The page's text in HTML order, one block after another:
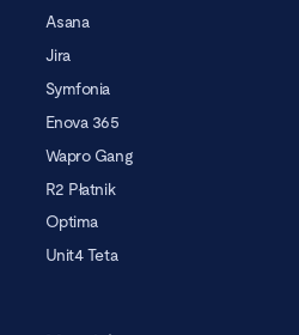
Asana
Jira
Symfonia
Enova 365
Wapro Gang
R2 Płatnik
Optima
Unit4 Teta